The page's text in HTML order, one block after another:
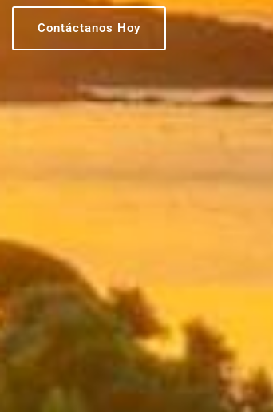
Contáctanos Hoy